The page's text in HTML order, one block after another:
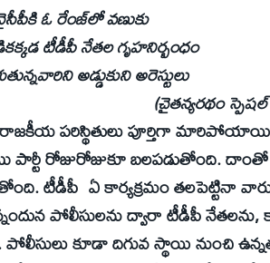
ఓ రేంజ్‌లో వణుకు
టీడీపీ నేతల గృహనిర్బంధం
అడ్డుకుని అరెస్టులు
స్పెషల్‌
రాజకీయ పరిస్థితులు పూర్తిగా మారిపోయాయి.
రోజురోజుకూ బలపడుతోంది.
టీడీపీ ఏ కార్యక్రమం తలపెట్టినా
పోలీసులను ద్వారా టీడీపీ నేతలను,
పోలీసులు కూడా దిగువ స్థాయి నుంచి